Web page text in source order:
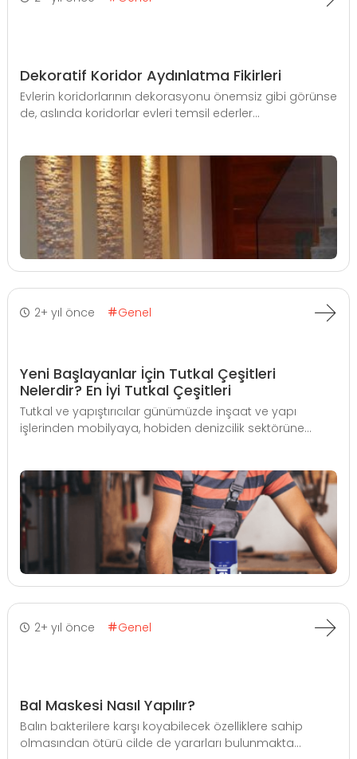
Dekoratif Koridor Aydınlatma Fikirleri
Evlerin koridorlarının dekorasyonu önemsiz gibi görünse
de, aslında koridorlar evleri temsil ederler...
2+ yıl önce Genel
Yeni Başlayanlar İçin Tutkal Çeşitleri
Nelerdir? En İyi Tutkal Çeşitleri
Tutkal ve yapıştırıcılar günümüzde inşaat ve yapı
işlerinden mobilyaya, hobiden denizcilik sektörüne...
2+ yıl önce Genel
Bal Maskesi Nasıl Yapılır?
Balın bakterilere karşı koyabilecek özelliklere sahip
olmasından ötürü cilde de yararları bulunmakta...